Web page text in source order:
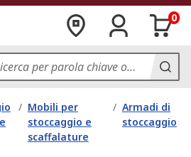
0
/ Mobili per
stoccaggio e
scaffalature
/ Armadi di
stoccaggio